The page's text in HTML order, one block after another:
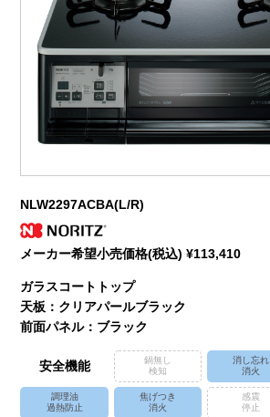
NLW2297ACBA(L/R)
メーカー希望小売価格(税込) ¥113,410
ガラスコートトップ
天板：クリアパールブラック
前面パネル：ブラック
安全機能
鍋無し
検知
消し忘れ
消火
調理油
過熱防止
焦げつき
消火
感震
停止